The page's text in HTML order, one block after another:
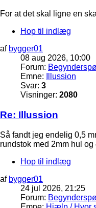
For at det skal ligne en
Hop til indlæg
af bygger01
08 aug 2026, 10:00
Forum:
Emne:
Illussion
Svar: 3
Visninger: 2080
Re: Illussion
Så fandt jeg endelig 0,5
rundstok med 2mm hul
Hop til indlæg
af bygger01
24 jul 2026, 21:25
Forum: